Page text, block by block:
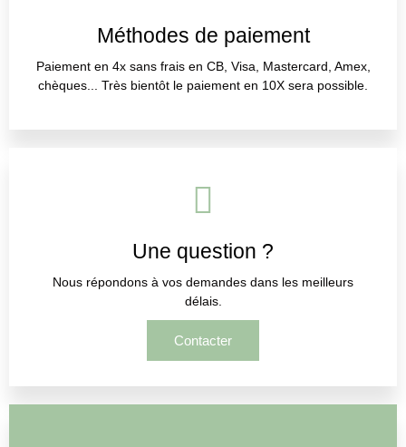
Méthodes de paiement
Paiement en 4x sans frais en CB, Visa, Mastercard, Amex,
chèques... Très bientôt le paiement en 10X sera possible.
Une question ?
Nous répondons à vos demandes dans les meilleurs
délais.
Contacter